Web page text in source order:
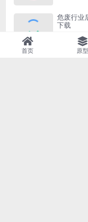
危废行业
下载
首页 原型